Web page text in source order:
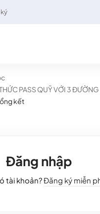
PASS QUỸ VỚI 3 ĐƯỜNG
kết
Đăng nhập
tài khoản?Đăng ký miễn